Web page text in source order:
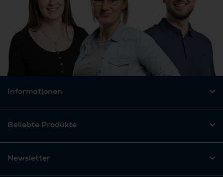
Informationen
Beliebte Produkte
Newsletter